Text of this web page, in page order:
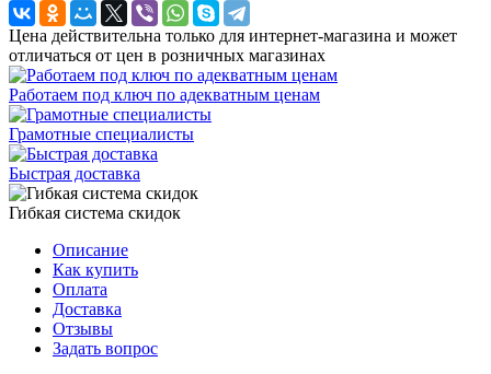
Цена действительна только для интернет-магазина и может
отличаться от цен в розничных магазинах
Работаем под ключ по адекватным ценам
Грамотные специалисты
Быстрая доставка
Гибкая система скидок
Описание
Как купить
Оплата
Доставка
Отзывы
Задать вопрос